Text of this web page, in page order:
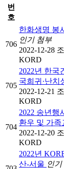
번
호
706
한화생명 봉
인기 첨부
2022-12-28
KORD
705
2022년 한국
국희귀·난
2022-12-21
KORD
704
2022 송년행
환우 및 가
2022-12-20
KORD
2022년
산-서울 인기